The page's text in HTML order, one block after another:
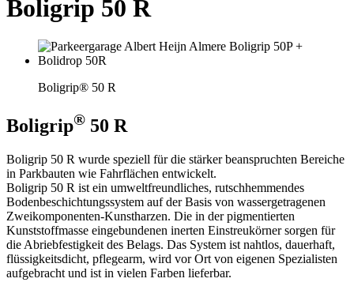
Boligrip 50 R
Boligrip® 50 R
Boligrip® 50 R
Boligrip 50 R wurde speziell für die stärker beanspruchten Bereiche
in Parkbauten wie Fahrflächen entwickelt.
Boligrip 50 R ist ein umweltfreundliches, rutschhemmendes
Bodenbeschichtungssystem auf der Basis von wassergetragenen
Zweikomponenten-Kunstharzen. Die in der pigmentierten
Kunststoffmasse eingebundenen inerten Einstreukörner sorgen für
die Abriebfestigkeit des Belags. Das System ist nahtlos, dauerhaft,
flüssigkeitsdicht, pflegearm, wird vor Ort von eigenen Spezialisten
aufgebracht und ist in vielen Farben lieferbar.